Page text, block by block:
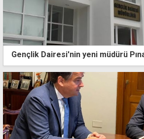
Gençlik Dairesi'nin yeni müdürü